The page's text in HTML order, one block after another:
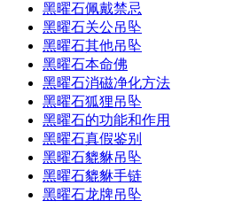
黑曜石佩戴禁忌
黑曜石关公吊坠
黑曜石其他吊坠
黑曜石本命佛
黑曜石消磁净化方法
黑曜石狐狸吊坠
黑曜石的功能和作用
黑曜石真假鉴别
黑曜石貔貅吊坠
黑曜石貔貅手链
黑曜石龙牌吊坠